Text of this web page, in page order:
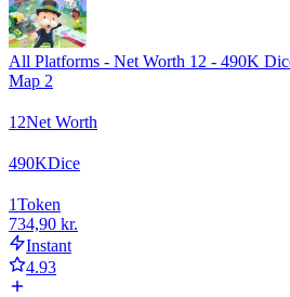
All Platforms - Net Worth 12 - 490K
Map 2
12Net Worth
490KDice
1Token
734,90 kr.
Instant
4.93